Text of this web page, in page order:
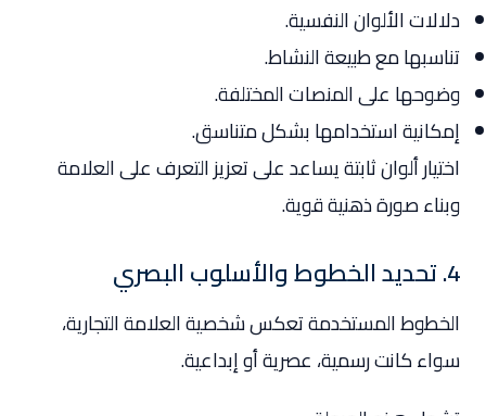
دلالات الألوان النفسية.
تناسبها مع طبيعة النشاط.
وضوحها على المنصات المختلفة.
إمكانية استخدامها بشكل متناسق.
اختيار ألوان ثابتة يساعد على تعزيز التعرف على العلامة
وبناء صورة ذهنية قوية.
4. تحديد الخطوط والأسلوب البصري
الخطوط المستخدمة تعكس شخصية العلامة التجارية،
سواء كانت رسمية، عصرية أو إبداعية.